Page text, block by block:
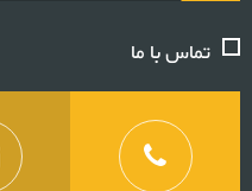
تماس با ما